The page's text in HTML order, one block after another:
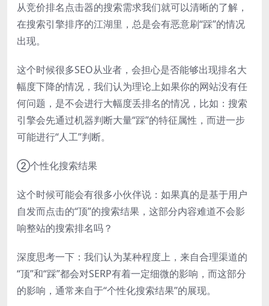
从竞价排名点击器的搜索需求我们就可以清晰的了解，
在搜索引擎排序的江湖里，总是会有恶意刷“踩”的情况
出现。
这个时候很多SEO从业者，会担心是否能够出现排名大
幅度下降的情况，我们认为理论上如果你的网站没有任
何问题，是不会进行大幅度丢排名的情况，比如：搜索
引擎会先通过机器判断大量“踩”的特征属性，而进一步
可能进行“人工”判断。
②个性化搜索结果
这个时候可能会有很多小伙伴说：如果真的是基于用户
自发而点击的“顶”的搜索结果，这部分内容难道不会影
响整站的搜索排名吗？
深度思考一下：我们认为某种程度上，来自合理渠道的
“顶”和“踩”都会对SERP有着一定细微的影响，而这部分
的影响，通常来自于“个性化搜索结果”的展现。